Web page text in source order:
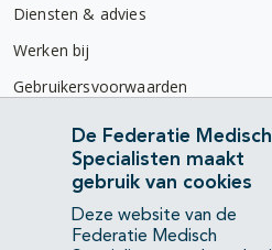
Diensten & advies
Werken bij
Gebruikersvoorwaarden
Privacyverklaring
Contact
Mercatorlaan 1200
3528 BL Utrecht
De Federatie Medisch
Specialisten maakt
gebruik van cookies
Deze website van de
Federatie Medisch